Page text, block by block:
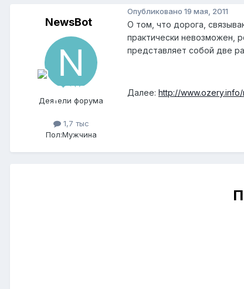
NewsBot
Деятели форума
1,7 тыс
Пол:Мужчина
Опубликовано 19 мая, 2011
О том, что дорога,
практически невозможен,
представляет собой две
Далее: http://